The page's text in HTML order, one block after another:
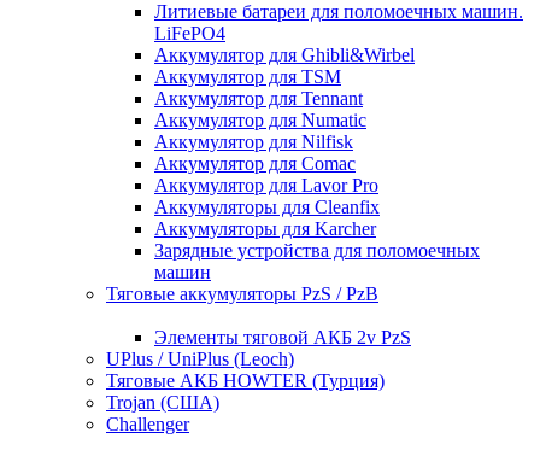
Литиевые батареи для поломоечных машин.
LiFePO4
Аккумулятор для Ghibli&Wirbel
Аккумулятор для TSM
Аккумулятор для Tennant
Аккумулятор для Numatic
Аккумулятор для Nilfisk
Аккумулятор для Comac
Аккумулятор для Lavor Pro
Аккумуляторы для Cleanfix
Аккумуляторы для Karcher
Зарядные устройства для поломоечных
машин
Тяговые аккумуляторы PzS / PzB
Элементы тяговой АКБ 2v PzS
UPlus / UniPlus (Leoch)
Тяговые АКБ HOWTER (Турция)
Trojan (США)
Challenger